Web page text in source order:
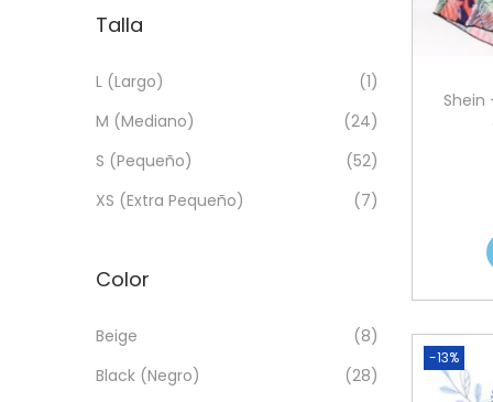
Shein
-13%
Talla
L (Largo)
(1)
M (Mediano)
(24)
S (Pequeño)
(52)
XS (Extra Pequeño)
(7)
Color
Beige
(8)
Black (Negro)
(28)